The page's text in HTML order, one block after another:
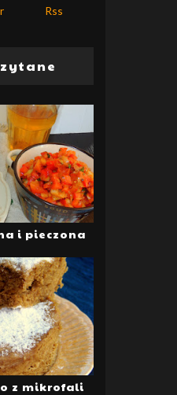
Rss
i pieczona
z mikrofali